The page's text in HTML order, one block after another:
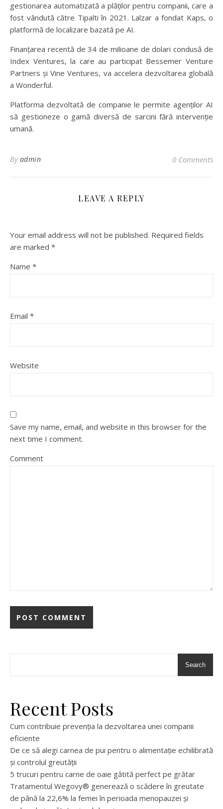
gestionarea automatizată a plăților pentru companii, care a
fost vândută către Tipalti în 2021. Lalzar a fondat Kaps, o
platformă de localizare bazată pe AI.
Finanțarea recentă de 34 de milioane de dolari condusă de
Index Ventures, la care au participat Bessemer Venture
Partners și Vine Ventures, va accelera dezvoltarea globală
a Wonderful.
Platforma dezvoltată de companie le permite agenților AI
să gestioneze o gamă diversă de sarcini fără intervenție
umană.
By admin 0 Comments
LEAVE A REPLY
Your email address will not be published. Required fields
are marked *
Name *
Email *
Website
Save my name, email, and website in this browser for the
next time I comment.
Comment
Search
Recent Posts
Cum contribuie prevenția la dezvoltarea unei companii
eficiente
De ce să alegi carnea de pui pentru o alimentație echilibrată
și controlul greutății
5 trucuri pentru carne de oaie gătită perfect pe grătar
Tratamentul Wegovy® generează o scădere în greutate
de până la 22,6% la femei în perioada menopauzei și